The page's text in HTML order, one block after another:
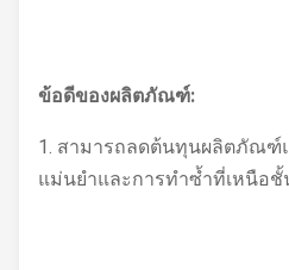
ข้อดีของผลิตภัณฑ์:
1. สามารถลดต้นทุนผลิตภัณฑ์
แม่นยำและการทำซ้ำที่เหนือชั้